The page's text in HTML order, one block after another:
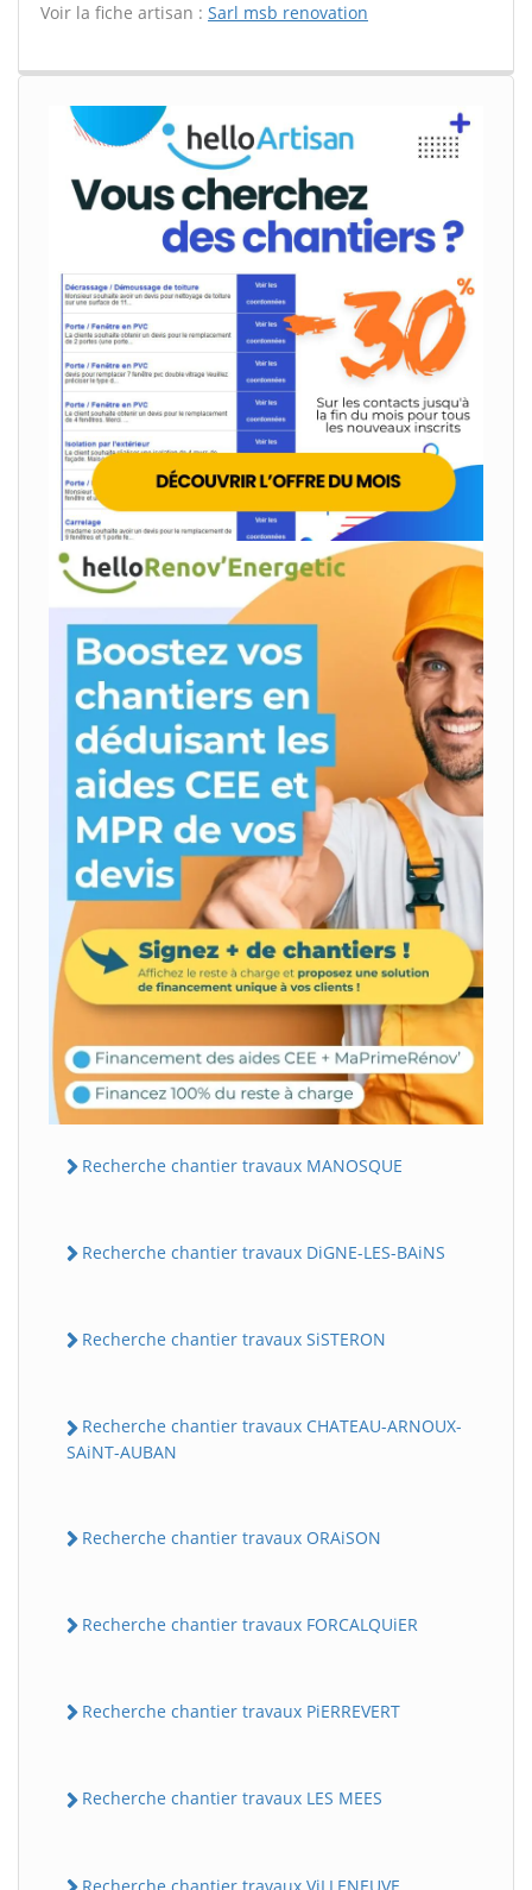
Voir la fiche artisan : Sarl msb renovation
Recherche chantier travaux MANOSQUE
Recherche chantier travaux DiGNE-LES-BAiNS
Recherche chantier travaux SiSTERON
Recherche chantier travaux CHATEAU-ARNOUX-
SAiNT-AUBAN
Recherche chantier travaux ORAiSON
Recherche chantier travaux FORCALQUiER
Recherche chantier travaux PiERREVERT
Recherche chantier travaux LES MEES
Recherche chantier travaux ViLLENEUVE